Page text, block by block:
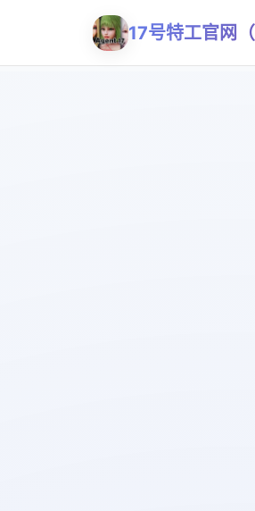
17号特工官网